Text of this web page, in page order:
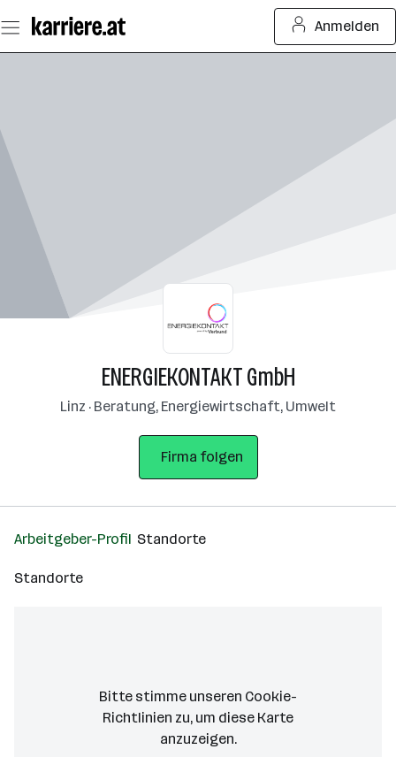
Seiteninhalt
springen
Anmelden
ENERGIEKONTAKT GmbH
Linz · Beratung, Energiewirtschaft, Umwelt
Firma folgen
Arbeitgeber-Profil Standorte
Standorte
Bitte stimme unseren Cookie-
Richtlinien zu, um diese Karte
anzuzeigen.